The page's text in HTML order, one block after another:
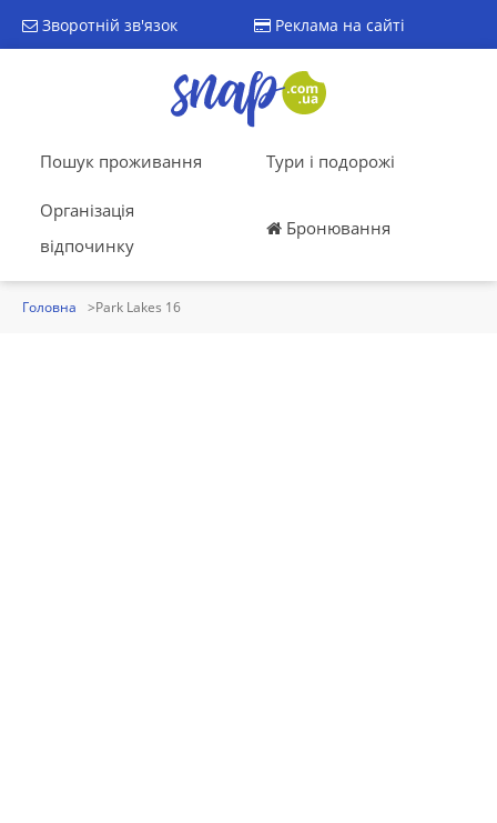
Зворотній зв'язок Реклама на сайті
Пошук проживання Тури і подорожі
Організація
відпочинку
Бронювання
Головна Park Lakes 16